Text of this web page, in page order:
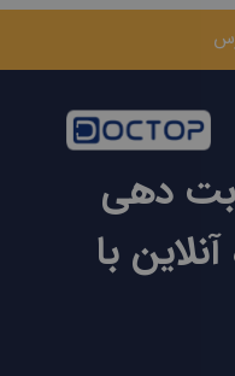
دهی
با